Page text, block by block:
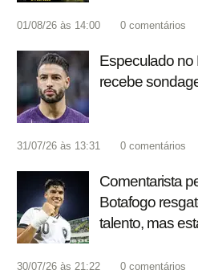
01/08/26 às 14:00 0 comentários
Especulado no
recebe
31/07/26 às 13:31 0 comentários
Comentarista
Botafogo
talento, mas
30/07/26 às 21:22 0 comentários